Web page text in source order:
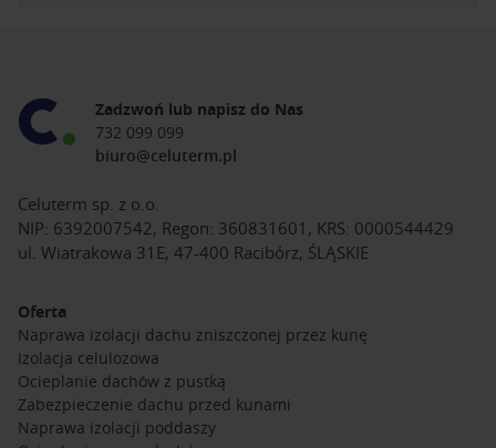
Zadzwoń lub napisz do Nas
732 099 099
biuro@celuterm.pl
Celuterm sp. z o.o.
NIP: 6392007542, Regon: 360831601, KRS: 0000544429
ul. Wiatrakowa 31E, 47-400 Racibórz, ŚLĄSKIE
Oferta
Naprawa izolacji dachu zniszczonej przez kunę
Izolacja celulozowa
Ocieplanie dachów z pustką
Zabezpieczenie dachu przed kunami
Naprawa izolacji poddaszy